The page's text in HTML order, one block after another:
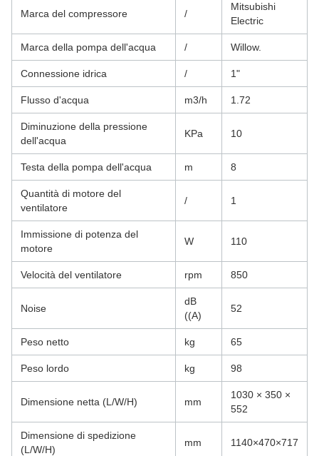
Marca del compressore /
Mitsubishi
Electric
Marca della pompa dell'acqua / Willow.
Connessione idrica / 1"
Flusso d'acqua m3/h 1.72
Diminuzione della pressione
dell'acqua
KPa 10
Testa della pompa dell'acqua m 8
Quantità di motore del
ventilatore
/ 1
Immissione di potenza del
motore
W 110
Velocità del ventilatore rpm 850
Noise
dB
((A)
52
Peso netto kg 65
Peso lordo kg 98
Dimensione netta (L/W/H) mm
1030 × 350 ×
552
Dimensione di spedizione
(L/W/H)
mm 1140×470×717